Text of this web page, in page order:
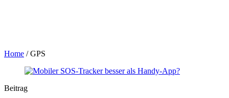
Home /GPS
Beitrag